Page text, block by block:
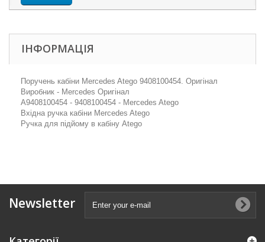
ІНФОРМАЦІЯ
Поручень кабіни Mercedes Atego 9408100454. Оригінал
Виробник - Mercedes Оригінал
A9408100454 - 9408100454 - Mercedes Atego
Вхідна ручка кабіни Mercedes Atego
Ручка для підйому в кабіну Atego
Newsletter